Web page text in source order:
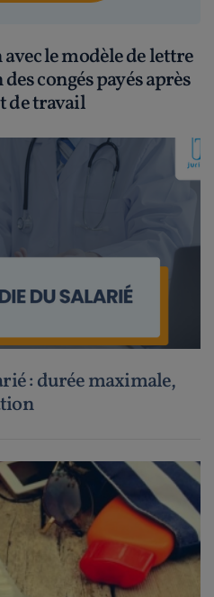
le modèle de lettre
congés payés après
de travail
: durée maximale,